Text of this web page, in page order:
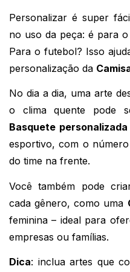
Personalizar é super
no uso da peça: é para o
Para o futebol? Isso
personalização da
No dia a dia, uma arte
o clima quente pode
Basquete personalizada
esportivo, com o
do time na frente.
Você também pode
cada gênero, como uma
feminina – ideal para
empresas ou famílias.
Dica: inclua artes que